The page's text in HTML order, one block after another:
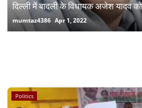
दिल्ली में बादली के विधायक अजेश यादव को
mumtaz4386 Apr 1, 2022